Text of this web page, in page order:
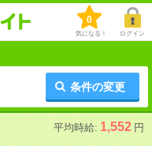
0
気になる！ ログイン
条件の変更
平均時給: 1,552 円